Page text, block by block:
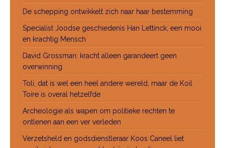
De schepping ontwikkelt zich naar haar bestemming
Specialist Joodse geschiedenis Han Lettinck, een mooi
en krachtig Mensch
David Grossman: kracht alleen garandeert geen
overwinning
Toli, dat is wel een heel andere wereld, maar de Koil
Toire is overal hetzelfde
Archeologie als wapen om politieke rechten te
ontlenen aan een ver verleden
Verzetsheld en godsdienstleraar Koos Caneel liet